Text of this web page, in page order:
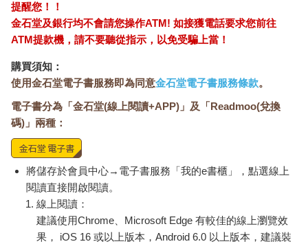
提醒您！！
金石堂及銀行均不會請您操作ATM! 如接獲電話要求您前往
ATM提款機，請不要聽從指示，以免受騙上當！
購買須知：
使用金石堂電子書服務即為同意金石堂電子書服務條款。
電子書分為「金石堂(線上閱讀+APP)」及「Readmoo(兌換
碼)」兩種：
將儲存於會員中心→電子書服務「我的e書櫃」，點選線上
閱讀直接開啟閱讀。
線上閱讀：
建議使用Chrome、Microsoft Edge 有較佳的線上瀏覽效
果， iOS 16 或以上版本，Android 6.0 以上版本，建議裝